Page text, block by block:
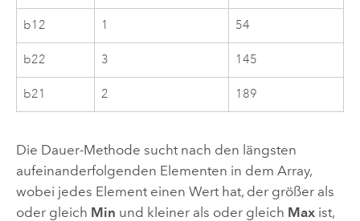
b12 1 54
b22 3 145
b21 2 189
Die Dauer-Methode sucht nach den längsten
aufeinanderfolgenden Elementen in dem Array,
wobei jedes Element einen Wert hat, der größer als
oder gleich Min und kleiner als oder gleich Maxist,